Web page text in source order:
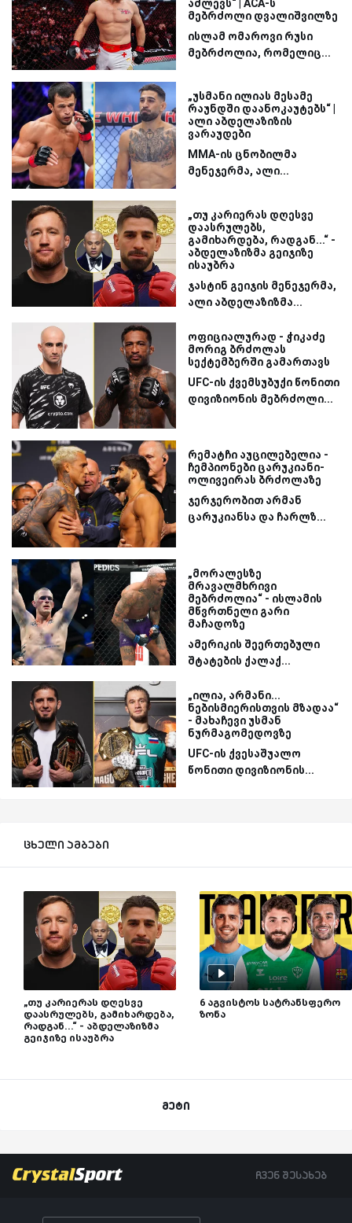
აძლევს“ | ACA-ს
მებრძოლი დვალიშვილზე
ისლამ ომაროვი რუსი
მებრძოლია, რომელიც...
„უსმანი ილიას მესამე
რაუნდში დაანოკაუტებს“ |
ალი აბდელაზიზის
ვარაუდები
MMA-ის ცნობილმა
მენეჯერმა, ალი...
„თუ კარიერას დღესვე
დაასრულებს,
გამიხარდება, რადგან...“ -
აბდელაზიზმა გეიჯიზე
ისაუბრა
ჯასტინ გეიჯის მენეჯერმა,
ალი აბდელაზიზმა...
ოფიციალურად - ჭიკაძე
მორიგ ბრძოლას
სექტემბერში გამართავს
UFC-ის ქვემსუბუქი წონითი
დივიზიონის მებრძოლი...
რემატჩი აუცილებელია -
ჩემპიონები ცარუკიანი-
ოლივეირას ბრძოლაზე
ჯერჯერობით არმან
ცარუკიანსა და ჩარლზ...
„მორალესზე
მრავალმხრივი
მებრძოლია“ - ისლამის
მწვრთნელი გარი
მაჩადოზე
ამერიკის შეერთებული
შტატების ქალაქ...
„ილია, არმანი...
ნებისმიერისთვის მზადაა“
- მახაჩევი უსმან
ნურმაგომედოვზე
UFC-ის ქვესაშუალო
წონითი დივიზიონის...
ცხელი ამბები
„თუ კარიერას დღესვე
დაასრულებს, გამიხარდება,
რადგან...“ - აბდელაზიზმა
გეიჯიზე ისაუბრა
6 აგვისტოს სატრანსფერო
ზონა
მეტი
ჩვენ შესახებ